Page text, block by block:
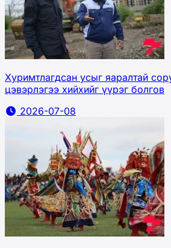
Хуримтлагдсан усыг яаралтай
цэвэрлэгээ хийхийг үүрэг болгов
2026-07-08